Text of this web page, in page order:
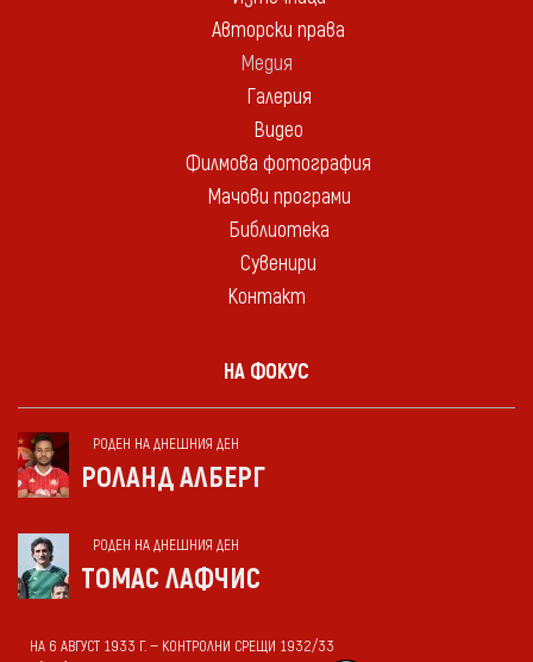
Авторски права
Медия
Галерия
Видео
Филмова фотография
Мачови програми
Библиотека
Сувенири
Контакт
НА ФОКУС
РОДЕН НА ДНЕШНИЯ ДЕН
РОЛАНД АЛБЕРГ
РОДЕН НА ДНЕШНИЯ ДЕН
ТОМАС ЛАФЧИС
НА 6 АВГУСТ 1933 Г. — КОНТРОЛНИ СРЕЩИ 1932/33